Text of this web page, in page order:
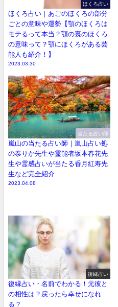
ほくろ占い
ほくろ占い｜あごのほくろの部分
ごとの意味や運勢【顎のほくろは
モテるって本当？顎の裏のほくろ
の意味って？顎にほくろがある芸
能人も紹介！】
2023.03.30
当たる占い師
嵐山の当たる占い師｜嵐山占い処
の泰りか先生や霊能者坂本春花先
生や霊感占いが当たる香月紅寿先
生など完全紹介
2023.04.08
復縁占い
復縁占い・名前でわかる！元彼と
の相性は？戻ったら幸せになれ
る？